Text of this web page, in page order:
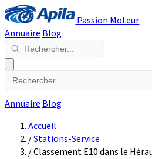
Passion Moteur
Annuaire Blog
Annuaire Blog
Accueil
/Stations-Service
/Classement E10 dans le